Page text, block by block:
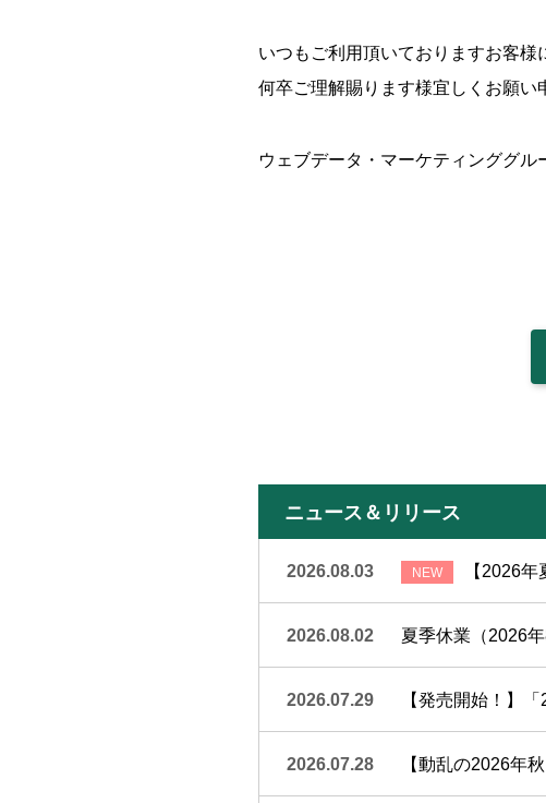
いつもご利用頂いておりますお客
何卒ご理解賜ります様宜しくお願い
ウェブデータ・マーケティンググル
ニュース＆リリース
2026.08.03 【2026
2026.08.02 夏季休業（2026
2026.07.29 【発売開始！】
2026.07.28 【動乱の2026年